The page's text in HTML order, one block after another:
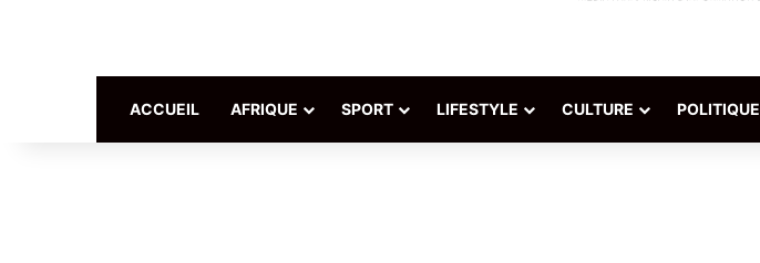
ACCUEIL AFRIQUE SPORT LIFESTYLE CULTURE POLITIQUE